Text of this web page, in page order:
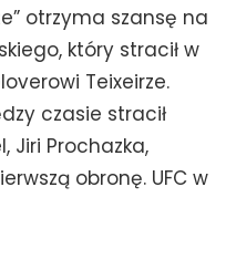
otrzyma szansę na
który stracił w
Teixeirze.
czasie stracił
Jiri Prochazka,
obronę. UFC w